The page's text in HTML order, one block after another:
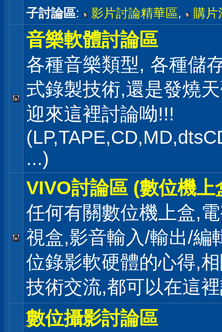
子討論區: 影片討論精華區, 購片
音樂軟體討論區
各種音樂類型, 各種儲
式錄製技術,還是發燒
迎來這裡討論呦!!!
...)
VIVO討論區 (數位機上
任何有關數位機上盒,
視盒,影音輸入/輸出/編
位錄影軟硬體的心得,
技術交流,都可以在這
數位攝影討論區